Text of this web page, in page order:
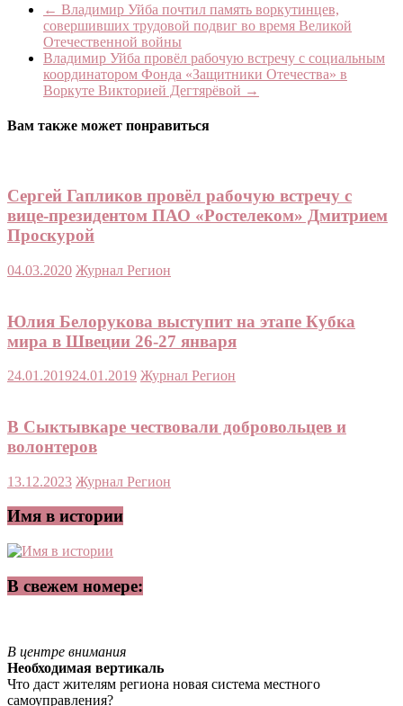
← Владимир Уйба почтил память воркутинцев,
совершивших трудовой подвиг во время Великой
Отечественной войны
Владимир Уйба провёл рабочую встречу с социальным
координатором Фонда «Защитники Отечества» в
Воркуте Викторией Дегтярёвой →
Вам также может понравиться
Сергей Гапликов провёл рабочую встречу с
вице-президентом ПАО «Ростелеком» Дмитрием
Проскурой
04.03.2020 Журнал Регион
Юлия Белорукова выступит на этапе Кубка
мира в Швеции 26-27 января
24.01.201924.01.2019 Журнал Регион
В Сыктывкаре чествовали добровольцев и
волонтеров
13.12.2023 Журнал Регион
Имя в истории
В свежем номере:
В центре внимания
Необходимая вертикаль
Что даст жителям региона новая система местного
самоуправления?